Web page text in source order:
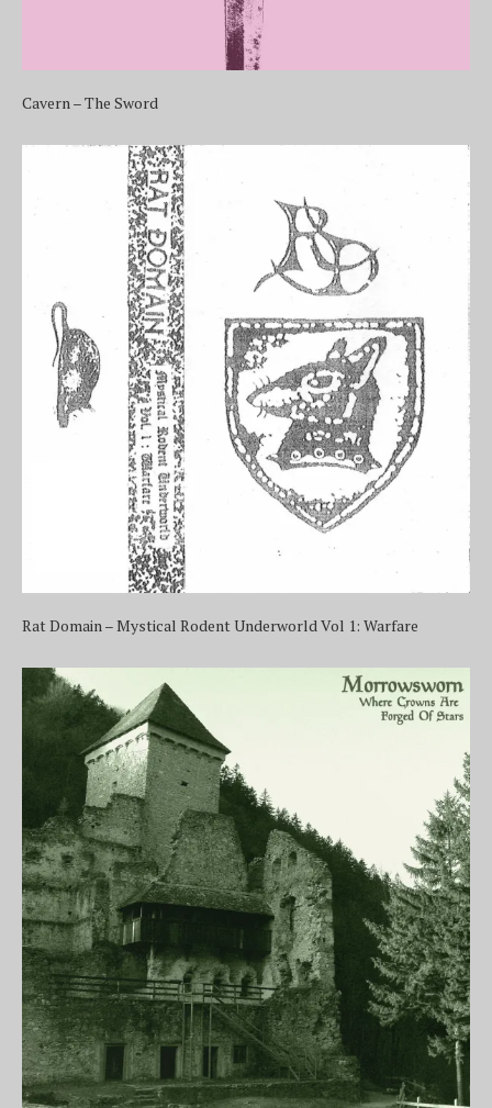
Cavern – The Sword
Rat Domain – Mystical Rodent Underworld Vol 1: Warfare